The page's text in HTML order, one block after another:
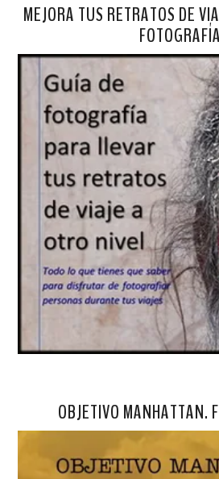
MEJORA TUS RETRATOS DE
FOTOGRAFÍA
OBJETIVO MANHATTAN.